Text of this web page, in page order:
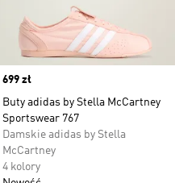
Price
699 zł
Buty adidas by Stella McCartney
Sportswear 767
Damskie adidas by Stella
McCartney
4 kolory